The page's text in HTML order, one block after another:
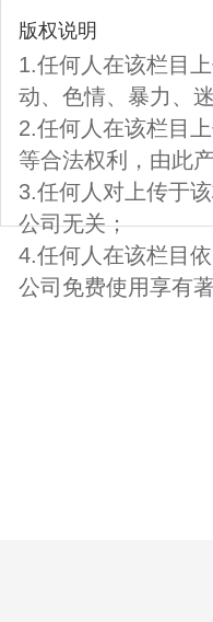
版权说明
1.任何人在该栏目
动、色情、暴力、
2.任何人在该栏目
等合法权利，由此
3.任何人对上传于
公司无关；
4.任何人在该栏目
公司免费使用享有